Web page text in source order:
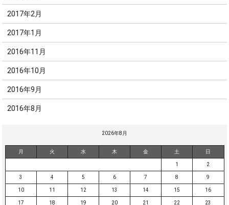
2017年2月
2017年1月
2016年11月
2016年10月
2016年9月
2016年8月
2026年8月
月 火 水 木 金 土 日
1 2
3 4 5 6 7 8 9
10 11 12 13 14 15 16
17 18 19 20 21 22 23